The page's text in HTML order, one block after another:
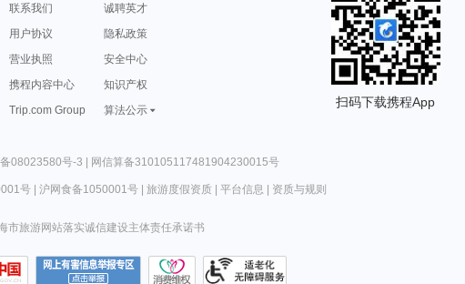
联系我们
诚聘英才
用户协议
隐私政策
营业执照
安全中心
携程内容中心
知识产权
Trip.com Group
算法公示
扫码下载携程App
08023580号-3 | 网信算备310105117481904230015号
号| 沪网食备1050001号| 旅游度假资质| 平台信息 资质与规则
海市旅游网站落实诚信建设主体责任承诺书